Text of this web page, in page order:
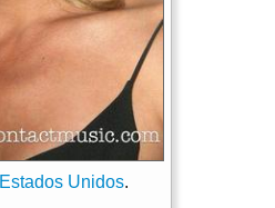
Estados Unidos.